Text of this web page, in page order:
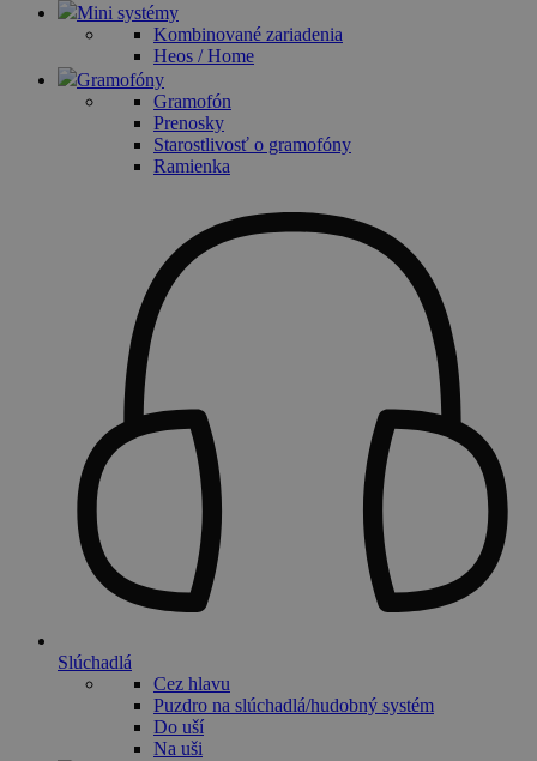
Mini systémy
Kombinované zariadenia
Heos / Home
Gramofóny
Gramofón
Prenosky
Starostlivosť o gramofóny
Ramienka
Slúchadlá
Cez hlavu
Puzdro na slúchadlá/hudobný systém
Do uší
Na uši